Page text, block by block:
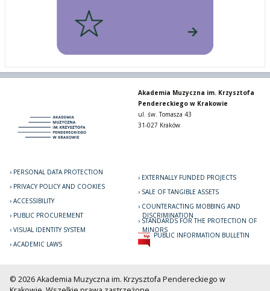
Akademia Muzyczna im. Krzysztofa
Pendereckiego w Krakowie
ul. św. Tomasza 43
31-027 Kraków
PERSONAL DATA PROTECTION
PRIVACY POLICY AND COOKIES
ACCESSIBILITY
PUBLIC PROCUREMENT
VISUAL IDENTITY SYSTEM
ACADEMIC LAWS
EXTERNALLY FUNDED PROJECTS
SALE OF TANGIBLE ASSETS
COUNTERACTING MOBBING AND
DISCRIMINATION
STANDARDS FOR THE PROTECTION OF
MINORS
PUBLIC INFORMATION BULLETIN
© 2026 Akademia Muzyczna im. Krzysztofa Pendereckiego w